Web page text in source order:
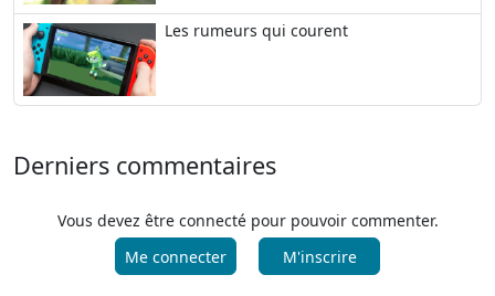
Les rumeurs qui courent
Derniers commentaires
Vous devez être connecté pour pouvoir commenter.
Me connecter
M'inscrire